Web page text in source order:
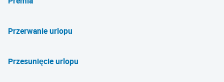
Przerwanie urlopu
Przesunięcie urlopu